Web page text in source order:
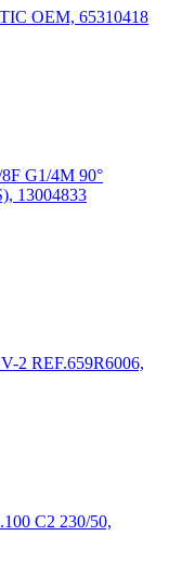
OEM, 65310418
G1/4M 90°
13004833
2 REF.659R6006,
C2 230/50,